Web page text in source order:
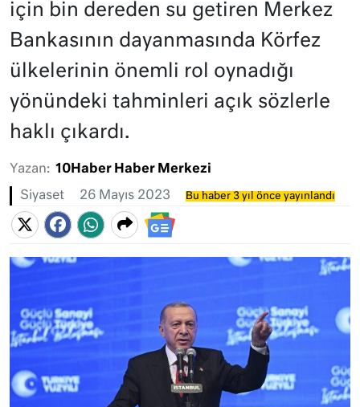
için bin dereden su getiren Merkez
Bankasının dayanmasında Körfez
ülkelerinin önemli rol oynadığı
yönündeki tahminleri açık sözlerle
haklı çıkardı.
Yazan: 10Haber Haber Merkezi
Siyaset 26 Mayıs 2023 Bu haber 3 yıl önce yayınlandı